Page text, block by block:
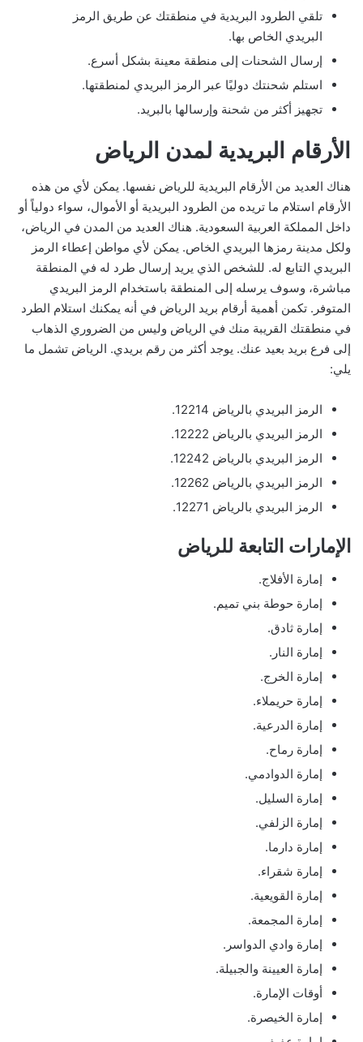
تلقي الطرود البريدية في منطقتك عن طريق الرمز
البريدي الخاص بها.
إرسال الشحنات إلى منطقة معينة بشكل أسرع.
استلم شحنتك دوليًا عبر الرمز البريدي لمنطقتها.
تجهيز أكثر من شحنة وإرسالها بالبريد.
الأرقام البريدية لمدن الرياض
هناك العديد من الأرقام البريدية للرياض نفسها. يمكن لأي من هذه
الأرقام استلام ما تريده من الطرود البريدية أو الأموال، سواء دولياً أو
داخل المملكة العربية السعودية. هناك العديد من المدن في الرياض،
ولكل مدينة رمزها البريدي الخاص. يمكن لأي مواطن إعطاء الرمز
البريدي التابع له. للشخص الذي يريد إرسال طرد له في المنطقة
مباشرة، وسوف يرسله إلى المنطقة باستخدام الرمز البريدي
المتوفر. تكمن أهمية أرقام بريد الرياض في أنه يمكنك استلام الطرد
في منطقتك القريبة منك في الرياض وليس من الضروري الذهاب
إلى فرع بريد بعيد عنك. يوجد أكثر من رقم بريدي. الرياض تشمل ما
يلي:
الرمز البريدي بالرياض 12214.
الرمز البريدي بالرياض 12222.
الرمز البريدي بالرياض 12242.
الرمز البريدي بالرياض 12262.
الرمز البريدي بالرياض 12271.
الإمارات التابعة للرياض
إمارة الأفلاج.
إمارة حوطة بني تميم.
إمارة ثادق.
إمارة النار.
إمارة الخرج.
إمارة حريملاء.
إمارة الدرعية.
إمارة رماح.
إمارة الدوادمي.
إمارة السليل.
إمارة الزلفي.
إمارة دارما.
إمارة شقراء.
إمارة القويعية.
إمارة المجمعة.
إمارة وادي الدواسر.
إمارة العيينة والجبيلة.
أوقات الإمارة.
إمارة الخيصرة.